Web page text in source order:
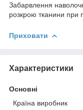
Забарвлення
розкрою тканини при
Приховати
Характеристики
Основні
Країна виробник